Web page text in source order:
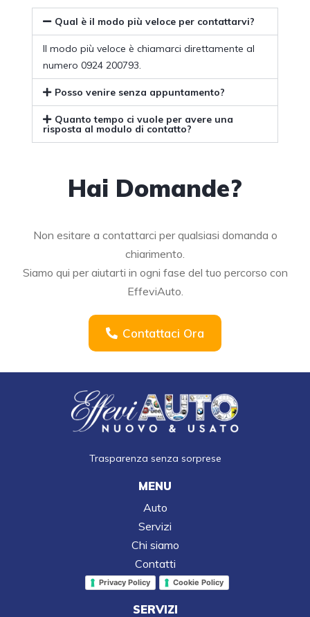
Qual è il modo più veloce per contattarvi?
Il modo più veloce è chiamarci direttamente al
numero 0924 200793.
Posso venire senza appuntamento?
Quanto tempo ci vuole per avere una
risposta al modulo di contatto?
Hai Domande?
Non esitare a contattarci per qualsiasi domanda o
chiarimento.
Siamo qui per aiutarti in ogni fase del tuo percorso con
EffeviAuto.
Contattaci Ora
Trasparenza senza sorprese
MENU
Auto
Servizi
Chi siamo
Contatti
Privacy Policy Cookie Policy
SERVIZI